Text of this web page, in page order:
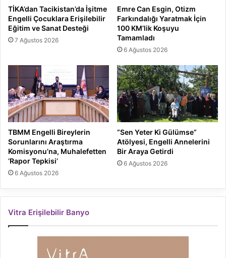
TİKA’dan Tacikistan’da İşitme
Engelli Çocuklara Erişilebilir
Eğitim ve Sanat Desteği
7 Ağustos 2026
Emre Can Esgin, Otizm
Farkındalığı Yaratmak İçin
100 KM’lik Koşuyu
Tamamladı
6 Ağustos 2026
TBMM Engelli Bireylerin
Sorunlarını Araştırma
Komisyonu’na, Muhalefetten
‘Rapor Tepkisi’
6 Ağustos 2026
“Sen Yeter Ki Gülümse”
Atölyesi, Engelli Annelerini
Bir Araya Getirdi
6 Ağustos 2026
Vitra Erişilebilir Banyo